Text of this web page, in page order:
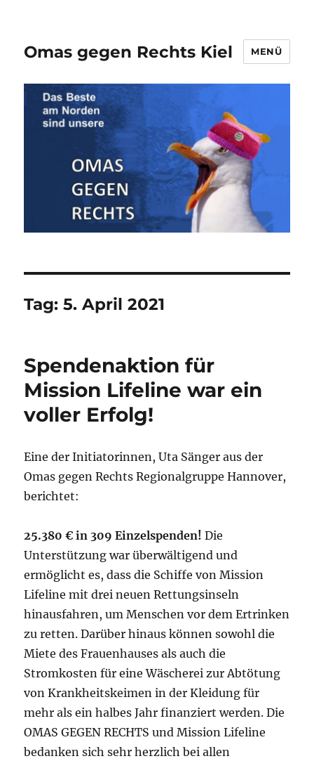
Omas gegen Rechts Kiel MENÜ
Tag:5. April 2021
Spendenaktion für
Mission Lifeline war ein
voller Erfolg!
Eine der Initiatorinnen, Uta Sänger aus der
Omas gegen Rechts Regionalgruppe Hannover,
berichtet:
25.380 € in 309 Einzelspenden! Die
Unterstützung war überwältigend und
ermöglicht es, dass die Schiffe von Mission
Lifeline mit drei neuen Rettungsinseln
hinausfahren, um Menschen vor dem Ertrinken
zu retten. Darüber hinaus können sowohl die
Miete des Frauenhauses als auch die
Stromkosten für eine Wäscherei zur Abtötung
von Krankheitskeimen in der Kleidung für
mehr als ein halbes Jahr finanziert werden. Die
OMAS GEGEN RECHTS und Mission Lifeline
bedanken sich sehr herzlich bei allen